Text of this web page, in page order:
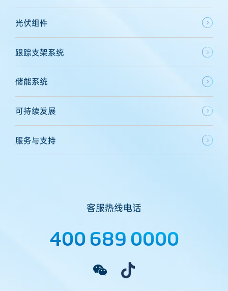
光伏组件
跟踪支架系统
储能系统
可持续发展
服务与支持
客服热线电话
400 689 0000